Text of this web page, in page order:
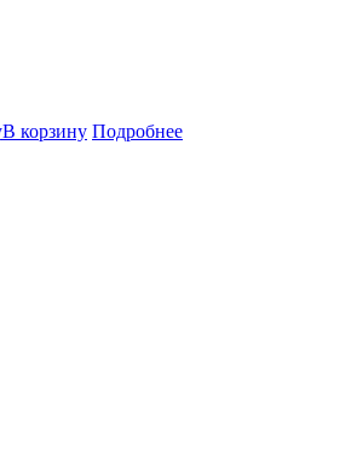
В корзину Подробнее